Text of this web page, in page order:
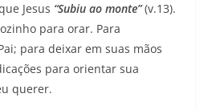
Jesus “Subiu ao monte”(v.13).
para orar. Para
para deixar em suas mãos
para orientar sua
querer.